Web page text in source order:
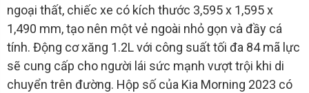
ngoại thất, chiếc xe có kích thước 3,595 x 1,595 x
1,490 mm, tạo nên một vẻ ngoài nhỏ gọn và đầy cá
tính. Động cơ xăng 1.2L với công suất tối đa 84 mã lực
sẽ cung cấp cho người lái sức mạnh vượt trội khi di
chuyển trên đường. Hộp số của Kia Morning 2023 có